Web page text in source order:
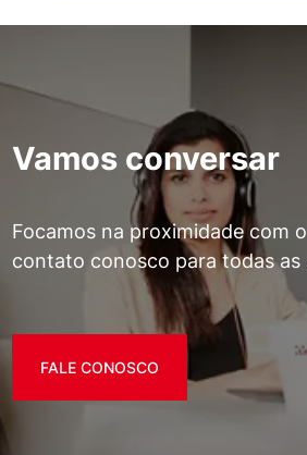
Vamos conversar
Focamos na proximidade com
contato conosco para todas as
FALE CONOSCO